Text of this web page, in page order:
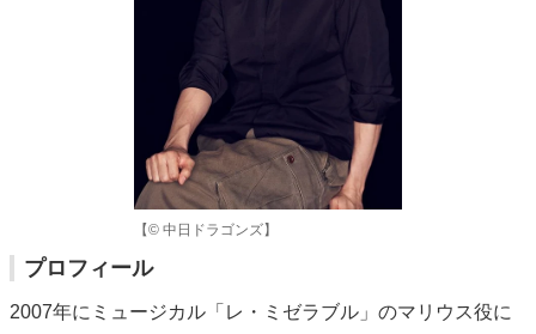
【© 中日ドラゴンズ】
プロフィール
2007年にミュージカル「レ・ミゼラブル」のマリウス役に